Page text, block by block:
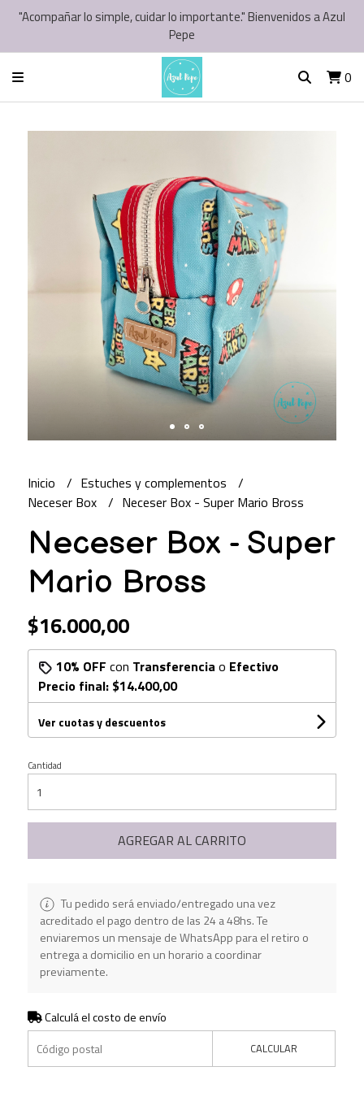
"Acompañar lo simple, cuidar lo importante." Bienvenidos a Azul
Pepe
0
Inicio
Estuches y complementos
Neceser Box
Neceser Box - Super Mario Bross
Neceser Box - Super
Mario Bross
$16.000,00
10% OFF con Transferencia o Efectivo
Precio final: $14.400,00
Ver cuotas y descuentos
Cantidad
AGREGAR AL CARRITO
Tu pedido será enviado/entregado una vez
acreditado el pago dentro de las 24 a 48hs. Te
enviaremos un mensaje de WhatsApp para el retiro o
entrega a domicilio en un horario a coordinar
previamente.
Calculá el costo de envío
CALCULAR